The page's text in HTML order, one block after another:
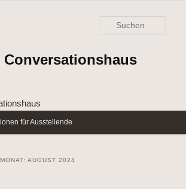
für Ausstellende
AUGUST 2024